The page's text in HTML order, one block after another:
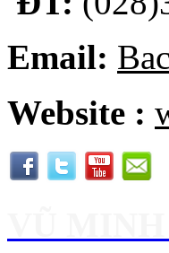
Email:
Website :